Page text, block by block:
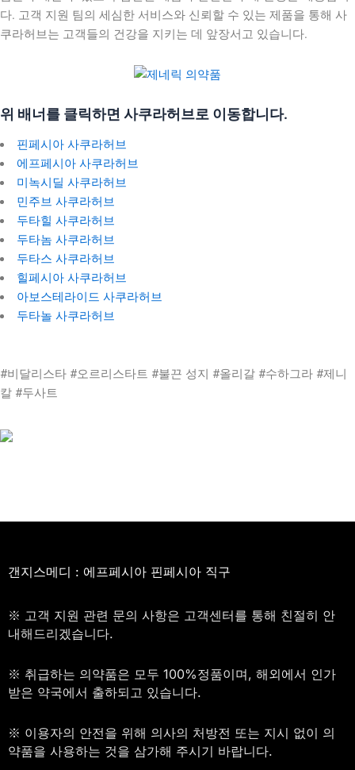
다. 고객 지원 팀의 세심한 서비스와 신뢰할 수 있는 제품을 통해 사
쿠라허브는 고객들의 건강을 지키는 데 앞장서고 있습니다.
위 배너를 클릭하면 사쿠라허브로 이동합니다.
핀페시아 사쿠라허브
에프페시아 사쿠라허브
미녹시딜 사쿠라허브
민주브 사쿠라허브
두타힐 사쿠라허브
두타놈 사쿠라허브
두타스 사쿠라허브
힐페시아 사쿠라허브
아보스테라이드 사쿠라허브
두타놀 사쿠라허브
#비달리스타 #오르리스타트 #불끈 성지 #올리갈 #수하그라 #제니
칼 #두사트
갠지스메디 : 에프페시아 핀페시아 직구
※ 고객 지원 관련 문의 사항은 고객센터를 통해 친절히 안
내해드리겠습니다.
※ 취급하는 의약품은 모두 100%정품이며, 해외에서 인가
받은 약국에서 출하되고 있습니다.
※ 이용자의 안전을 위해 의사의 처방전 또는 지시 없이 의
약품을 사용하는 것을 삼가해 주시기 바랍니다.